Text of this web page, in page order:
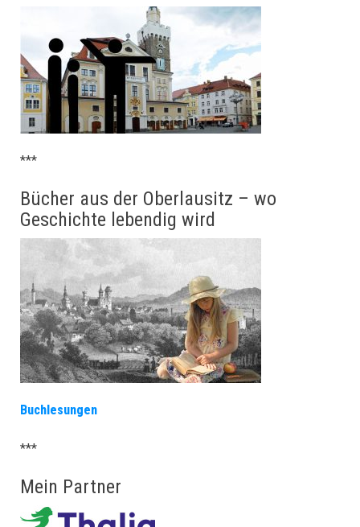
***
Bücher aus der Oberlausitz – wo
Geschichte lebendig wird
Buchlesungen
***
Mein Partner